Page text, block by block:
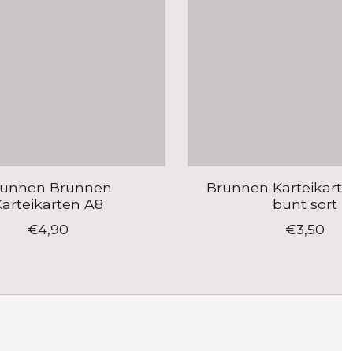
Brunnen
A8
€4,90
Brunnen
bunt sort
€3,50